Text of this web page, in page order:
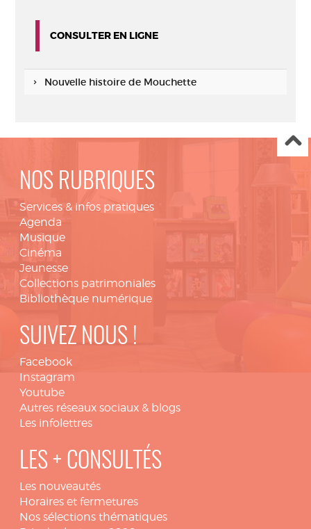
CONSULTER EN LIGNE
Nouvelle histoire de Mouchette
NOS RUBRIQUES
Services & infos pratiques
Agenda
Musique
Cinéma
Jeunesse
Collections patrimoniales
Bibliothèque numérique
SUIVEZ NOUS !
Facebook
Instagram
Youtube
Autres réseaux sociaux & blogs
Les infolettres
LES + CONSULTÉS
Les nouveautés
Horaires et fermetures
Nos sélections thématiques